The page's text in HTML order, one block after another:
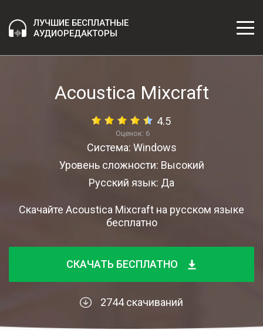
ЛУЧШИЕ БЕСПЛАТНЫЕ
АУДИОРЕДАКТОРЫ
Acoustica Mixcraft
4.5
Оценок: 6
Система: Windows
Уровень сложности: Высокий
Русский язык: Да
Скачайте Acoustica Mixcraft на русском языке
бесплатно
СКАЧАТЬ БЕСПЛАТНО
2744 скачиваний